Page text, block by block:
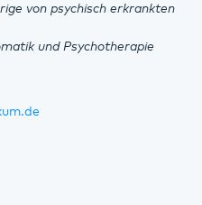
von psychisch erkrankten
und Psychotherapie